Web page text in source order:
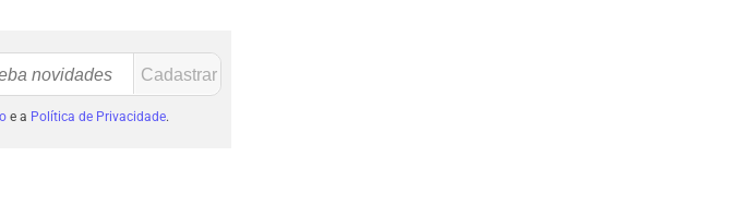
e a Política de Privacidade.